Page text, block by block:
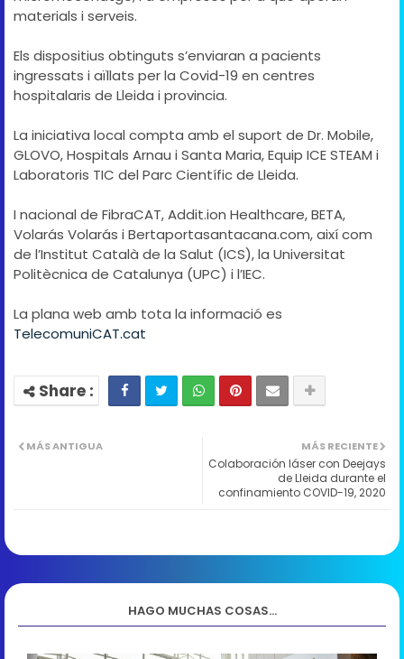
materials i serveis.
Els dispositius obtinguts s’enviaran a pacients
ingressats i aïllats per la Covid-19 en centres
hospitalaris de Lleida i provincia.
La iniciativa local compta amb el suport de Dr. Mobile,
GLOVO, Hospitals Arnau i Santa Maria, Equip ICE STEAM i
Laboratoris TIC del Parc Científic de Lleida.
I nacional de FibraCAT, Addit.ion Healthcare, BETA,
Volarás Volarás i Bertaportasantacana.com, així com
de l’Institut Català de la Salut (ICS), la Universitat
Politècnica de Catalunya (UPC) i l’IEC.
La plana web amb tota la informació es
TelecomuniCAT.cat
MÁS RECIENTE
Colaboración láser con Deejays
de Lleida durante el
confinamiento COVID-19, 2020
MÁS ANTIGUA
HAGO MUCHAS COSAS...